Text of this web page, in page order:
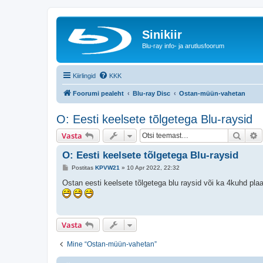
Sinikiir
Blu-ray info- ja arutlusfoorum
Kiirlingid KKK
Foorumi pealeht Blu-ray Disc Ostan-müün-vahetan
O: Eesti keelsete tõlgetega Blu-raysid
Vasta Otsi
O: Eesti keelsete tõlgetega Blu-raysid
P
s
t
i
s
Postitas KPVW21 » 10 Apr 2022, 22:32
Ostan eesti keelsete tõlgetega blu raysid või ka 4kuhd
Vasta
Mine “Ostan-müün-vahetan”